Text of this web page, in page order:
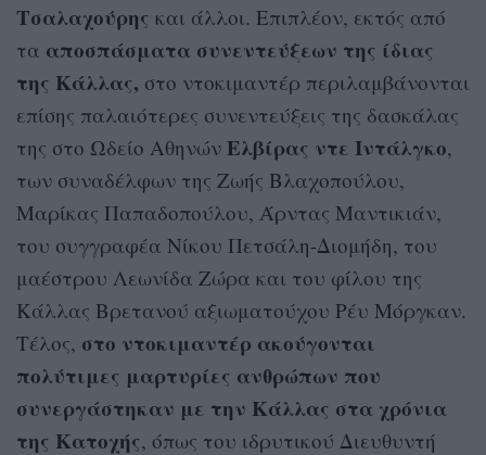
Τσαλαχούρης και άλλοι. Επιπλέον, εκτός από
τα αποσπάσματα συνεντεύξεων της ίδιας
της Κάλλας, στο ντοκιμαντέρ περιλαμβάνονται
επίσης παλαιότερες συνεντεύξεις της δασκάλας
της στο Ωδείο Αθηνών Ελβίρας ντε Ιντάλγκο,
των συναδέλφων της Ζωής Βλαχοπούλου,
Μαρίκας Παπαδοπούλου, Άρντας Μαντικιάν,
του συγγραφέα Νίκου Πετσάλη-Διομήδη, του
μαέστρου Λεωνίδα Ζώρα και του φίλου της
Κάλλας Βρετανού αξιωματούχου Ρέυ Μόργκαν.
Τέλος, στο ντοκιμαντέρ ακούγονται
πολύτιμες μαρτυρίες ανθρώπων που
συνεργάστηκαν με την Κάλλας στα χρόνια
της Κατοχής, όπως του ιδρυτικού Διευθυντή